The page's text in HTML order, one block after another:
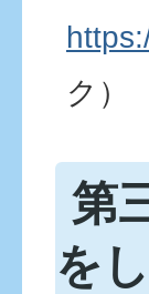
ク）
第
を